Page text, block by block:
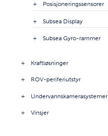
Posisjoneringssensorer
Subsea Display
Subsea Gyro-rammer
Kraftløsninger
ROV-periferiutstyr
Undervannskamerasystemer
Vinsjer